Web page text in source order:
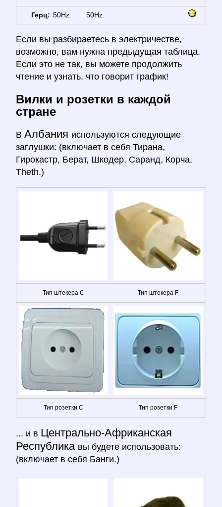
Герц: 50Hz. 50Hz.
Если вы разбираетесь в электричестве,
возможно, вам нужна предыдущая таблица.
Если это не так, вы можете продолжить
чтение и узнать, что говорит график!
Вилки и розетки в каждой
стране
В Албания используются следующие
заглушки: (включает в себя Тирана,
Гирокастр, Берат, Шкодер, Саранд, Корча,
Theth.)
Тип штекера C Тип штекера F
Тип розетки C Тип розетки F
... и в Центрально-Африканская
Республика вы будете использовать:
(включает в себя Банги.)